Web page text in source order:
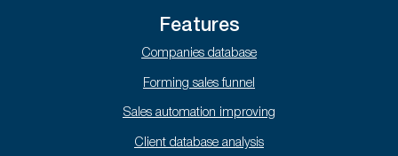
Features
Companies database
Forming sales funnel
Sales automation improving
Client database analysis